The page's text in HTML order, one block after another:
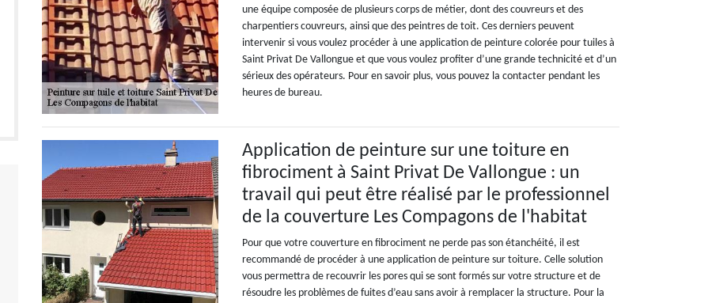
une équipe composée de plusieurs corps de métier, dont des couvreurs et des
charpentiers couvreurs, ainsi que des peintres de toit. Ces derniers peuvent
intervenir si vous voulez procéder à une application de peinture colorée pour tuiles à
Saint Privat De Vallongue et que vous voulez profiter d’une grande technicité et d’un
sérieux des opérateurs. Pour en savoir plus, vous pouvez la contacter pendant les
heures de bureau.
Application de peinture sur une toiture en
fibrociment à Saint Privat De Vallongue : un
travail qui peut être réalisé par le professionnel
de la couverture Les Compagons de l'habitat
Pour que votre couverture en fibrociment ne perde pas son étanchéité, il est
recommandé de procéder à une application de peinture sur toiture. Celle solution
vous permettra de recouvrir les pores qui se sont formés sur votre structure et de
résoudre les problèmes de fuites d’eau sans avoir à remplacer la structure. Pour la